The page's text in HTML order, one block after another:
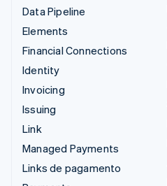
Data Pipeline
Elements
Financial Connections
Identity
Invoicing
Issuing
Link
Managed Payments
Links de pagamento